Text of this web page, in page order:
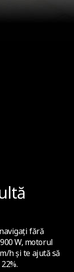
fără
W, motorul
h și te ajută să